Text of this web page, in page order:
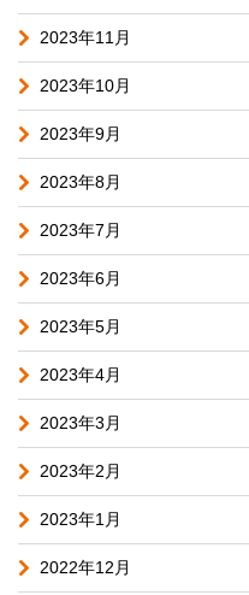
2023年11月
2023年10月
2023年9月
2023年8月
2023年7月
2023年6月
2023年5月
2023年4月
2023年3月
2023年2月
2023年1月
2022年12月